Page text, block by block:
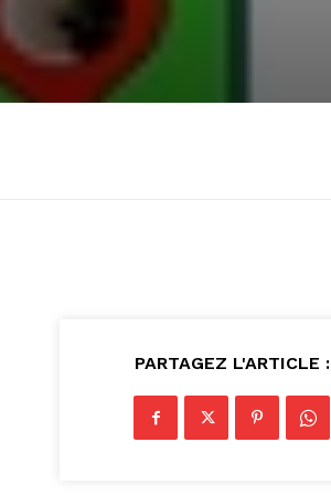
PARTAGEZ L'ARTICLE :